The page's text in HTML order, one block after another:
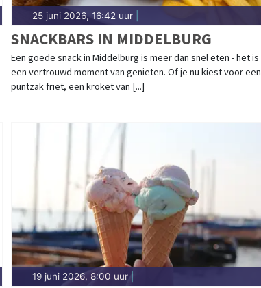
25 juni 2026, 16:42 uur|
SNACKBARS IN MIDDELBURG
Een goede snack in Middelburg is meer dan snel eten - het is
een vertrouwd moment van genieten. Of je nu kiest voor een
puntzak friet, een kroket van [...]
19 juni 2026, 8:00 uur|